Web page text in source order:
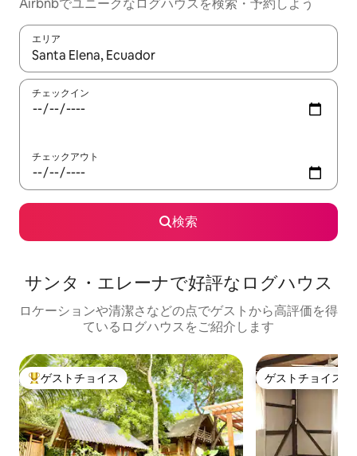
Airbnbでユニークなログハウスを検索・予約しよう
エリア
検索結果が表示されたら、上下の矢印キーを使って移動するか
チェックイン
チェックアウト
検索
サンタ・エレーナで好評なログハウス
ロケーションや清潔さなどの点でゲストから高評価を得
ているログハウスをご紹介します
大好評のゲストチョイスです。
ゲストチョイス ゲストチョイス
ゲストチョイス